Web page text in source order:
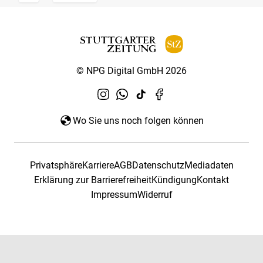
© NPG Digital GmbH 2026
Wo Sie uns noch folgen können
PrivatsphäreKarriereAGBDatenschutzMediadaten
Erklärung zur BarrierefreiheitKündigungKontakt
ImpressumWiderruf